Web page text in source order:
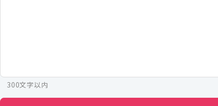
300文字以内